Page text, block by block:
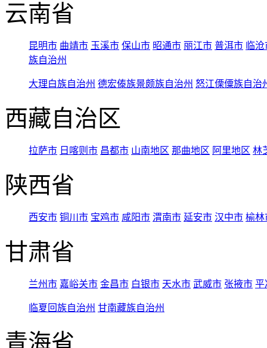
云南省
昆明市 曲靖市 玉溪市 保山市 昭通市 丽江市 普洱市 临
族自治州
大理白族自治州 德宏傣族景颇族自治州 怒江傈僳族自治
西藏自治区
拉萨市 日喀则市 昌都市 山南地区 那曲地区 阿里地区 林
陕西省
西安市 铜川市 宝鸡市 咸阳市 渭南市 延安市 汉中市 榆林
甘肃省
兰州市 嘉峪关市 金昌市 白银市 天水市 武威市 张掖市 平
临夏回族自治州 甘南藏族自治州
青海省